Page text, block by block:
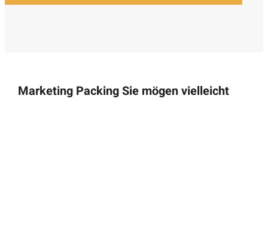
Marketing Packing Sie mögen vielleicht